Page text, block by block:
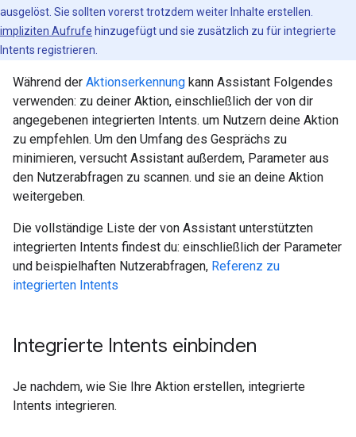
ausgelöst. Sie sollten vorerst trotzdem weiter Inhalte erstellen.
impliziten Aufrufe hinzugefügt und sie zusätzlich zu für integrierte
Intents registrieren.
Während der Aktionserkennung kann Assistant Folgendes
verwenden: zu deiner Aktion, einschließlich der von dir
angegebenen integrierten Intents. um Nutzern deine Aktion
zu empfehlen. Um den Umfang des Gesprächs zu
minimieren, versucht Assistant außerdem, Parameter aus
den Nutzerabfragen zu scannen. und sie an deine Aktion
weitergeben.
Die vollständige Liste der von Assistant unterstützten
integrierten Intents findest du: einschließlich der Parameter
und beispielhaften Nutzerabfragen, Referenz zu
integrierten Intents
Integrierte Intents einbinden
Je nachdem, wie Sie Ihre Aktion erstellen, integrierte
Intents integrieren.